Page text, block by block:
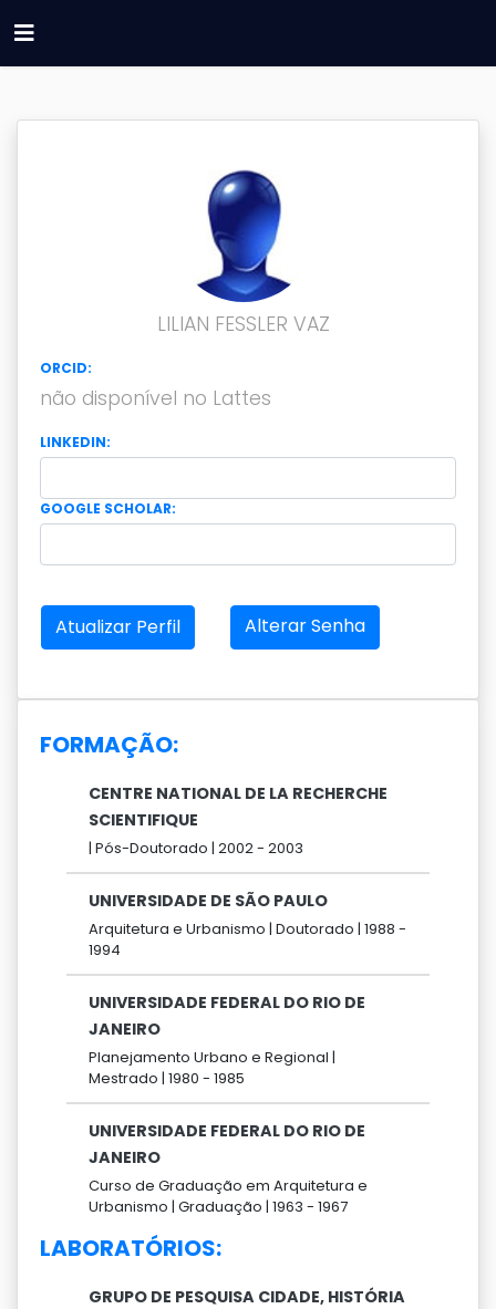
LILIAN FESSLER VAZ
ORCID:
não disponível no Lattes
LINKEDIN:
GOOGLE SCHOLAR:
Atualizar Perfil Alterar Senha
FORMAÇÃO:
CENTRE NATIONAL DE LA RECHERCHE
SCIENTIFIQUE
| Pós-Doutorado | 2002 - 2003
UNIVERSIDADE DE SÃO PAULO
Arquitetura e Urbanismo | Doutorado | 1988 -
1994
UNIVERSIDADE FEDERAL DO RIO DE
JANEIRO
Planejamento Urbano e Regional |
Mestrado | 1980 - 1985
UNIVERSIDADE FEDERAL DO RIO DE
JANEIRO
Curso de Graduação em Arquitetura e
Urbanismo | Graduação | 1963 - 1967
LABORATÓRIOS:
GRUPO DE PESQUISA CIDADE, HISTÓRIA